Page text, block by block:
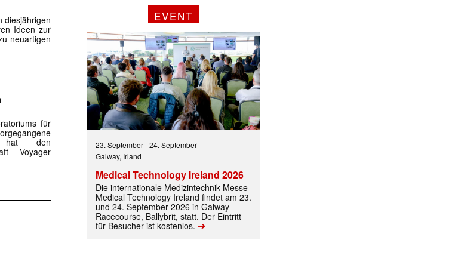
jede Woche aktuell informiert.
diesjährigen
Ideen zur
neuartigen
für
hat den
Voyager
EVENT
23. September-24. September
Galway, Irland
Medical Technology Ireland 2026
Die internationale Medizintechnik-Messe
Medical Technology Ireland findet am 23.
und 24. September 2026 in Galway
Racecourse, Ballybrit, statt. Der Eintritt
für Besucher ist kostenlos. ➔